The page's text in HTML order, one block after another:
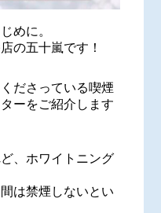
めに。
の五十嵐です！
ださっている喫煙
ーをご紹介します
、ホワイトニング
は禁煙しないとい